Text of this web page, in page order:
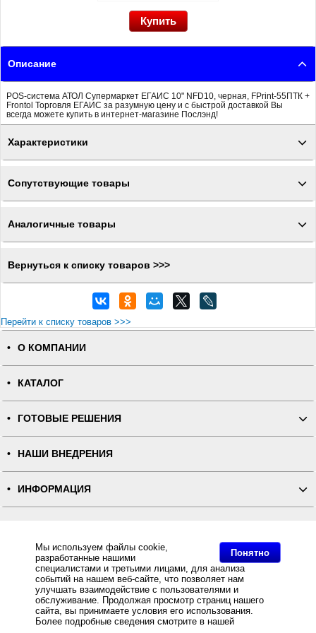
Понятно
Мы используем файлы cookie,
разработанные нашими
специалистами и третьими лицами, для анализа
событий на нашем веб-сайте, что позволяет нам
улучшать взаимодействие с пользователями и
обслуживание. Продолжая просмотр страниц нашего
сайта, вы принимаете условия его использования.
Более подробные сведения смотрите в нашей
Описание
POS-система АТОЛ Супермаркет ЕГАИС 10" NFD10, черная, FPrint-55ПТК +
Frontol Торговля ЕГАИС за разумную цену и с быстрой доставкой Вы
всегда можете купить в интернет-магазине Послэнд!
Характеристики
Сопутствующие товары
Аналогичные товары
Вернуться к списку товаров >>>
Перейти к списку товаров >>>
О КОМПАНИИ
КАТАЛОГ
ГОТОВЫЕ РЕШЕНИЯ
НАШИ ВНЕДРЕНИЯ
ИНФОРМАЦИЯ
ПОЛНАЯ ВЕРСИЯ
Интернет-магазин "ПОСЛЭНД" - торгового оборудования, оборудования для автоматизации общепита и
торговли, расходных материалов
Все права защищены, ООО "ПОСЛЭНД" © 2008-2026.
Политика конфиденциальности
Основное: POS-система АТОЛ Супермаркет ЕГАИС 10" NFD10, черная, FPrint-55ПТК + Frontol
Торговля ЕГАИС за разумную цену и с быстрой доставкой Вы всегда можете купить в интернет-